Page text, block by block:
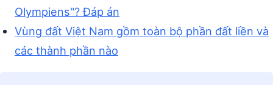
Olympiens"? Đáp án
Vùng đất Việt Nam gồm toàn bộ phần đất liền và
các thành phần nào